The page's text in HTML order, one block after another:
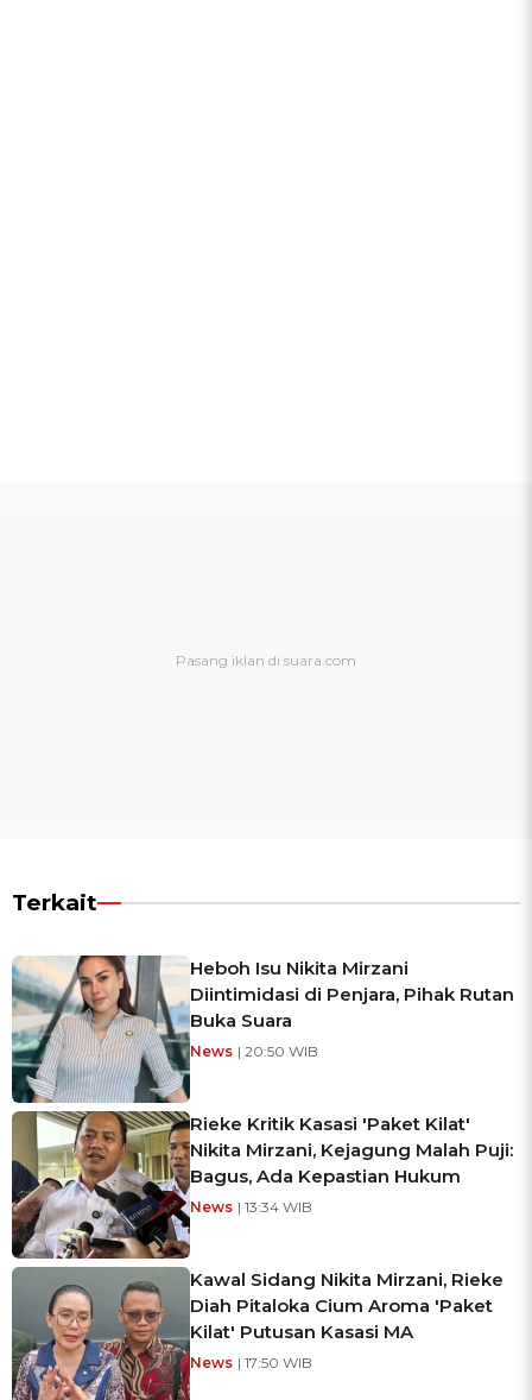
Terkait
Heboh Isu Nikita Mirzani
Diintimidasi di Penjara, Pihak Rutan
Buka Suara
News | 20:50 WIB
Rieke Kritik Kasasi 'Paket Kilat'
Nikita Mirzani, Kejagung Malah Puji:
Bagus, Ada Kepastian Hukum
News | 13:34 WIB
Kawal Sidang Nikita Mirzani, Rieke
Diah Pitaloka Cium Aroma 'Paket
Kilat' Putusan Kasasi MA
News | 17:50 WIB